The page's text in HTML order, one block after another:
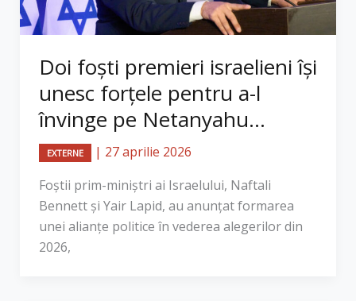
Doi foști premieri israelieni își
unesc forțele pentru a-l
învinge pe Netanyahu...
EXTERNE | 27 aprilie 2026
Foștii prim-miniștri ai Israelului, Naftali
Bennett și Yair Lapid, au anunțat formarea
unei alianțe politice în vederea alegerilor din
2026,